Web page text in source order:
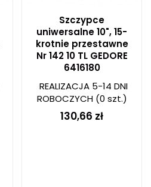
Szczypce
uniwersalne 10", 15-
krotnie przestawne
Nr 142 10 TL GEDORE
6416180
REALIZACJA 5-14 DNI
ROBOCZYCH(0 szt.)
130,66 zł